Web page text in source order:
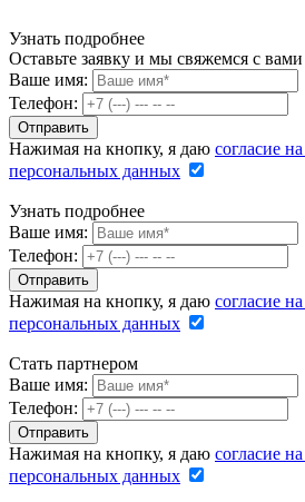
Узнать подробнее
Оставьте заявку и мы свяжемся с
Ваше имя:
Телефон:
Нажимая на кнопку, я даю согласие
персональных данных
Узнать подробнее
Ваше имя:
Телефон:
Нажимая на кнопку, я даю согласие
персональных данных
Стать партнером
Ваше имя:
Телефон:
Нажимая на кнопку, я даю согласие
персональных данных